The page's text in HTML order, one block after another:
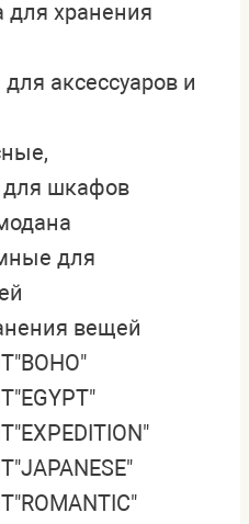
для хранения
аксессуаров и
для шкафов
для
вещей